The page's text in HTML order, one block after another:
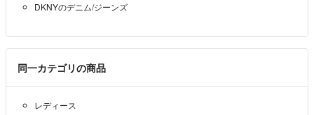
DKNYのデニム/ジーンズ
同一カテゴリの商品
レディース